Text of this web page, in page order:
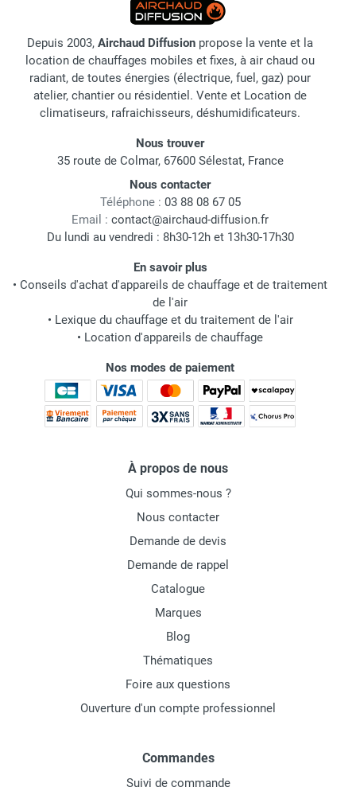
Depuis 2003, Airchaud Diffusion propose la vente et la
location de chauffages mobiles et fixes, à air chaud ou
radiant, de toutes énergies (électrique, fuel, gaz) pour
atelier, chantier ou résidentiel. Vente et Location de
climatiseurs, rafraichisseurs, déshumidificateurs.
Nous trouver
35 route de Colmar, 67600 Sélestat, France
Nous contacter
Téléphone : 03 88 08 67 05
Email : contact@airchaud-diffusion.fr
Du lundi au vendredi : 8h30-12h et 13h30-17h30
En savoir plus
• Conseils d'achat d'appareils de chauffage et de traitement
de l'air
• Lexique du chauffage et du traitement de l'air
• Location d'appareils de chauffage
Nos modes de paiement
À propos de nous
Qui sommes-nous ?
Nous contacter
Demande de devis
Demande de rappel
Catalogue
Marques
Blog
Thématiques
Foire aux questions
Ouverture d'un compte professionnel
Commandes
Suivi de commande